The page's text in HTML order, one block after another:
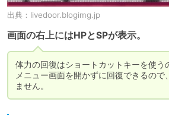
出典： livedoor.blogimg.jp
画面の右上にはHPとSPが表示。
体力の回復はショートカットキーを使う
メニュー画面を開かずに回復できるの
ません。